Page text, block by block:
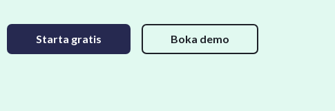
Starta gratis Boka demo